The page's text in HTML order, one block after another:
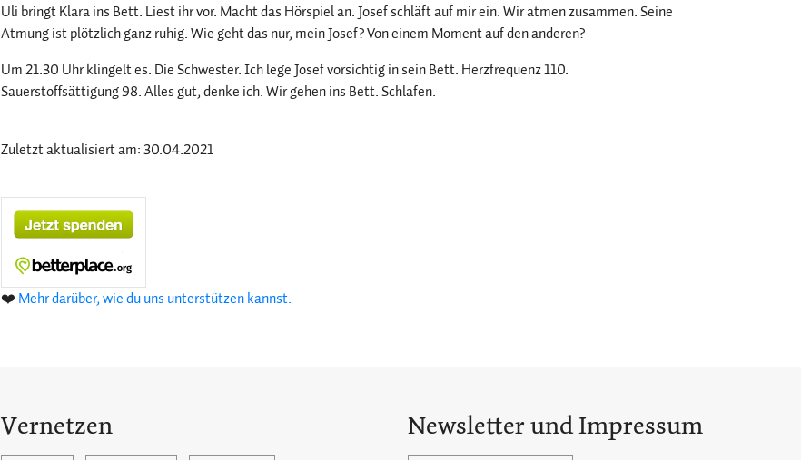
Uli bringt Klara ins Bett. Liest ihr vor. Macht das Hörspiel an. Josef schläft auf mir ein. Wir atmen zusammen. Seine
Atmung ist plötzlich ganz ruhig. Wie geht das nur, mein Josef? Von einem Moment auf den anderen?
Um 21.30 Uhr klingelt es. Die Schwester. Ich lege Josef vorsichtig in sein Bett. Herzfrequenz 110.
Sauerstoffsättigung 98. Alles gut, denke ich. Wir gehen ins Bett. Schlafen.
Zuletzt aktualisiert am: 30.04.2021
❤️ Mehr darüber, wie du uns unterstützen kannst.
Vernetzen Newsletter und Impressum